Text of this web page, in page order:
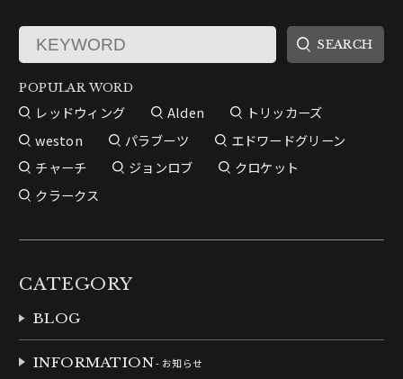
POPULAR WORD
レッドウィング Alden
トリッカーズ
weston
パラブーツ
エドワードグリーン
チャーチ
ジョンロブ
クロケット
クラークス
CATEGORY
BLOG
INFORMATION- お知らせ